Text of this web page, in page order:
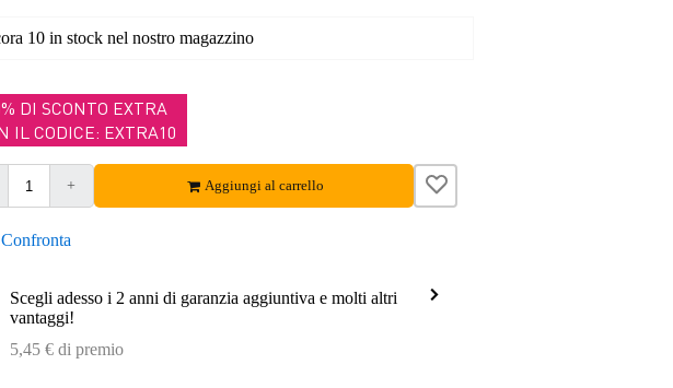
10 in stock nel nostro magazzino
DI SCONTO EXTRA
IL CODICE: EXTRA10
+ Aggiungi al carrello
Confronta
Scegli adesso i 2 anni di garanzia aggiuntiva e molti altri
vantaggi!
5,45 € di premio